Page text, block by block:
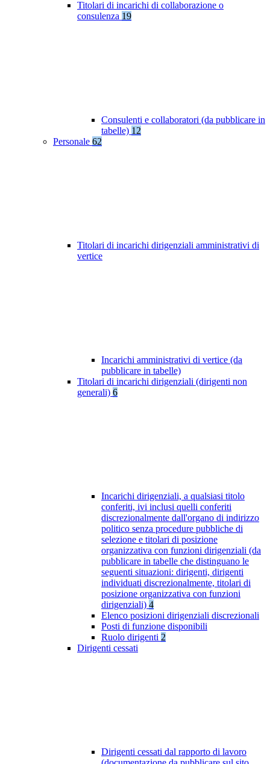
Titolari di incarichi di collaborazione o
consulenza 19
Consulenti e collaboratori (da pubblicare in
tabelle) 12
Personale 62
Titolari di incarichi dirigenziali amministrativi di
vertice
Incarichi amministrativi di vertice (da
pubblicare in tabelle)
Titolari di incarichi dirigenziali (dirigenti non
generali) 6
Incarichi dirigenziali, a qualsiasi titolo
conferiti, ivi inclusi quelli conferiti
discrezionalmente dall'organo di indirizzo
politico senza procedure pubbliche di
selezione e titolari di posizione
organizzativa con funzioni dirigenziali (da
pubblicare in tabelle che distinguano le
seguenti situazioni: dirigenti, dirigenti
individuati discrezionalmente, titolari di
posizione organizzativa con funzioni
dirigenziali) 4
Elenco posizioni dirigenziali discrezionali
Posti di funzione disponibili
Ruolo dirigenti 2
Dirigenti cessati
Dirigenti cessati dal rapporto di lavoro